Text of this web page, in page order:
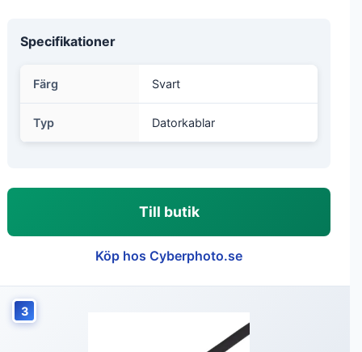
Specifikationer
Färg Svart
Typ Datorkablar
Till butik
Köp hos Cyberphoto.se
3